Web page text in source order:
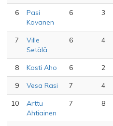
6
Pasi
Kovanen
6 3
7
Ville
Setälä
6 4
8 Kosti Aho 6 2
9 Vesa Rasi 7 4
10
Arttu
Ahtiainen
7 8